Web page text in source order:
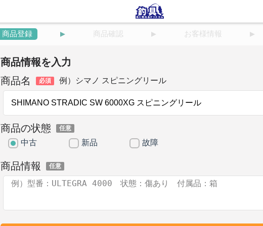
商品登録 商品確認 お客様情報
商品情報を入力
商品名
必須 例）シマノ スピニングリール
商品の状態 任意
中古 新品 故障
商品情報 任意